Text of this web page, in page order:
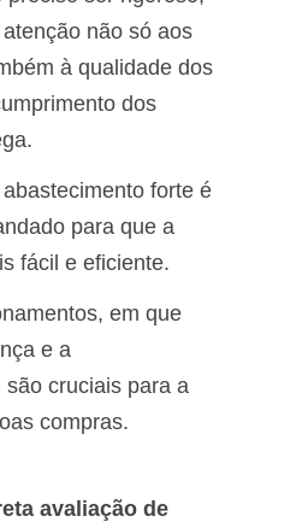
não só aos
à qualidade dos
dos
forte é
para que a
fácil e eficiente.
em que
e a
cruciais para a
compras.
avaliação de